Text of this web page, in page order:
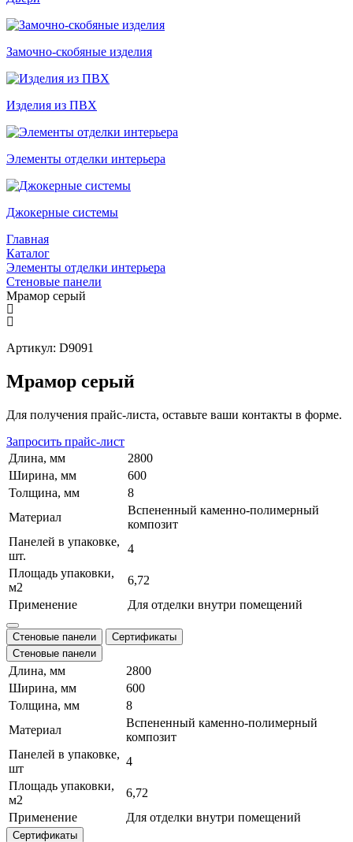
Замочно-скобяные изделия
Изделия из ПВХ
Элементы отделки интерьера
Джокерные системы
Главная
Каталог
Элементы отделки интерьера
Стеновые панели
Мрамор серый
Артикул: D9091
Мрамор серый
Для получения прайс-листа, оставьте ваши контакты в форме.
Запросить прайс-лист
Длина, мм
2800
Ширина, мм
600
Толщина, мм
8
Материал
Вспененный каменно-полимерный
композит
Панелей в упаковке,
шт.
4
Площадь упаковки,
м2
6,72
Применение
Для отделки внутри помещений
Стеновые панели
Сертификаты
Стеновые панели
Длина, мм
2800
Ширина, мм
600
Толщина, мм
8
Материал
Вспененный каменно-полимерный
композит
Панелей в упаковке,
шт
4
Площадь упаковки,
м2
6,72
Применение
Для отделки внутри помещений
Сертификаты